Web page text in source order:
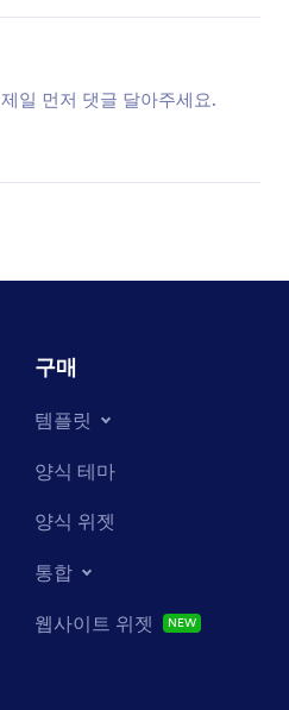
제일 먼저 댓글 달아주세요.
구매
템플릿
양식 테마
양식 위젯
통합
웹사이트 위젯 신규